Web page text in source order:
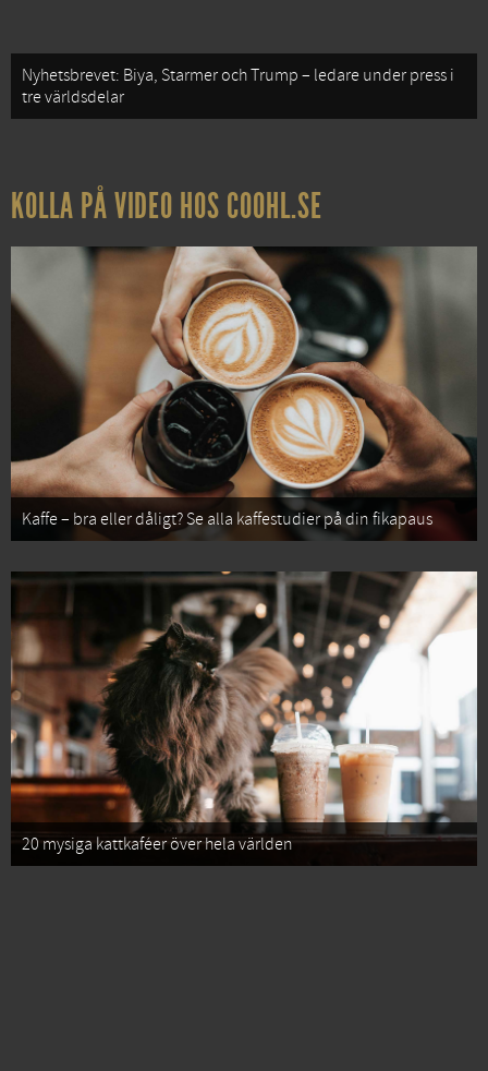
Nyhetsbrevet: Biya, Starmer och Trump – ledare under press i
tre världsdelar
KOLLA PÅ VIDEO HOS COOHL.SE
Kaffe – bra eller dåligt? Se alla kaffestudier på din fikapaus
20 mysiga kattkaféer över hela världen